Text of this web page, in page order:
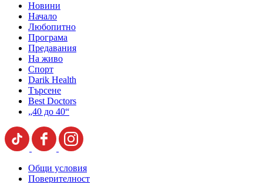
Новини
Начало
Любопитно
Програма
Предавания
На живо
Спорт
Darik Health
Търсене
Best Doctors
„40 до 40“
Общи условия
Поверителност